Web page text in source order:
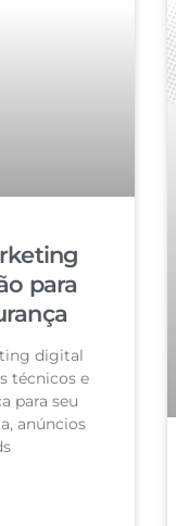
para
digital
técnicos e
para seu
anúncios